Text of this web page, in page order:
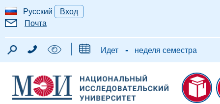
Русский
Вход
Почта
Идет - неделя семестра